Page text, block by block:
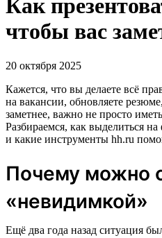
Как
чтобы вас
20 октября 2025
Кажется, что вы делаете всё
на вакансии, обновляете
заметнее, важно не просто
Разбираемся, как выделиться
и какие инструменты hh.ru
Почему можно
«невидимкой»
Ещё два года назад ситуация